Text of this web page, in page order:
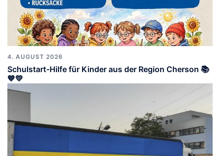
4. AUGUST 2026
Schulstart-Hilfe für Kinder aus der Region Cherson 📚
💙💛